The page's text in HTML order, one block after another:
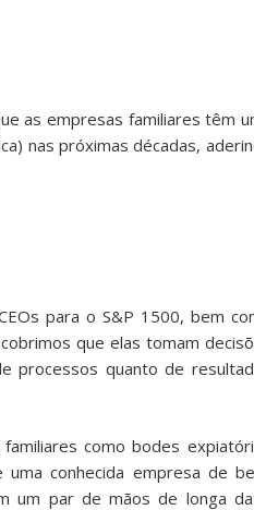
as empresas familiares têm
nas próximas décadas,
para o S&P 1500, bem
que elas tomam
processos quanto de
como bodes
conhecida empresa de
um par de mãos de longa